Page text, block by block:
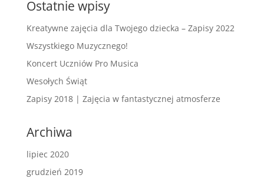
Ostatnie wpisy
Kreatywne zajęcia dla Twojego dziecka – Zapisy 2022
Wszystkiego Muzycznego!
Koncert Uczniów Pro Musica
Wesołych Świąt
Zapisy 2018 | Zajęcia w fantastycznej atmosferze
Archiwa
lipiec 2020
grudzień 2019